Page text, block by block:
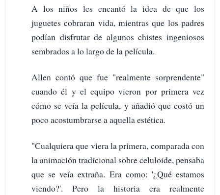
A los niños les encantó la idea de que los
juguetes cobraran vida, mientras que los padres
podían disfrutar de algunos chistes ingeniosos
sembrados a lo largo de la película.
Allen contó que fue "realmente sorprendente"
cuando él y el equipo vieron por primera vez
cómo se veía la película, y añadió que costó un
poco acostumbrarse a aquella estética.
"Cualquiera que viera la primera, comparada con
la animación tradicional sobre celuloide, pensaba
que se veía extraña. Era como: '¿Qué estamos
viendo?'. Pero la historia era realmente